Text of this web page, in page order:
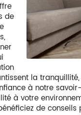
de
la
à notre
à votre
de conseils